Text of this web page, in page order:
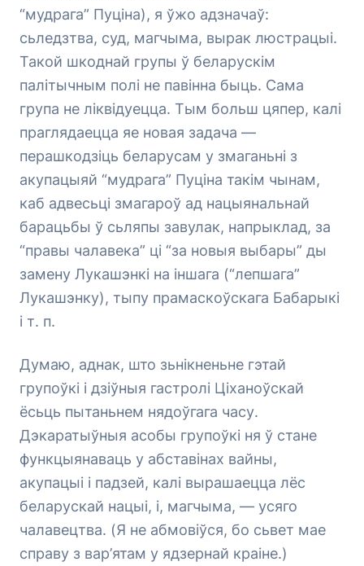
“мудрага” Пуціна), я ўжо адзначаў:
сьледзтва, суд, магчыма, вырак люстрацыі.
Такой шкоднай групы ў беларускім
палітычным полі не павінна быць. Сама
група не ліквідуецца. Тым больш цяпер, калі
праглядаецца яе новая задача —
перашкодзіць беларусам у змаганьні з
акупацыяй “мудрага” Пуціна такім чынам,
каб адвесьці змагароў ад нацыянальнай
барацьбы ў сьляпы завулак, напрыклад, за
“правы чалавека” ці “за новыя выбары” ды
замену Лукашэнкі на іншага (“лепшага”
Лукашэнку), тыпу прамаскоўскага Бабарыкі
і т. п.
Думаю, аднак, што зьнікненьне гэтай
групоўкі і дзіўныя гастролі Ціханоўскай
ёсьць пытаньнем нядоўгага часу.
Дэкаратыўныя асобы групоўкі ня ў стане
функцыянаваць у абставінах вайны,
акупацыі і падзей, калі вырашаецца лёс
беларускай нацыі, і, магчыма, — усяго
чалавецтва. (Я не абмовіўся, бо сьвет мае
справу з вар’ятам у ядзернай краіне.)